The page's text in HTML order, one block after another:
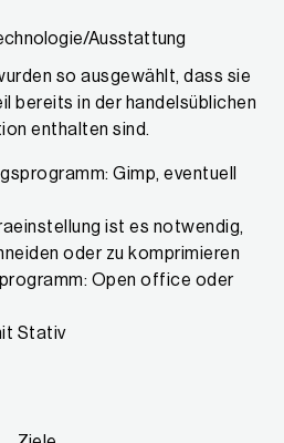
Ausstattung
so ausgewählt, dass sie
bereits in der handelsüblichen
enthalten sind.
Gimp, eventuell
ist es notwendig,
oder zu komprimieren
Open office oder
Stativ